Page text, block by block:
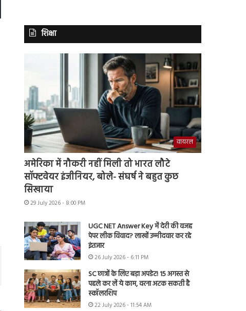
शिक्षा
वायरल
अमेरिका में नौकरी नहीं मिली तो भारत लौटे
सॉफ्टवेयर इंजीनियर, बोले- संघर्ष ने बहुत कुछ
सिखाया
29 July 2026 - 8:00 PM
UGC NET Answer Key में देरी की वजह
पेपर लीक विवाद? लाखों उम्मीदवार कर रहे
इंतजार
26 July 2026 - 6:11 PM
SC छात्रों के लिए बड़ा अपडेट! 15 अगस्त से
पहले कर लें ये काम, वरना अटक सकती है
स्कॉलरशिप
22 July 2026 - 11:54 AM